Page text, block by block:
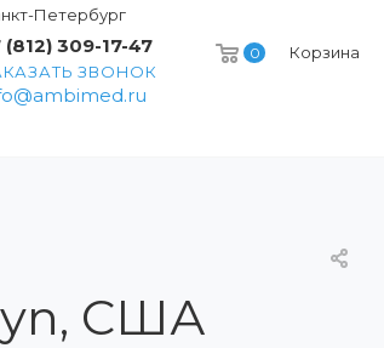
0 Корзина
Петербург
(812) 309-17-47
ЗВОНОК
США